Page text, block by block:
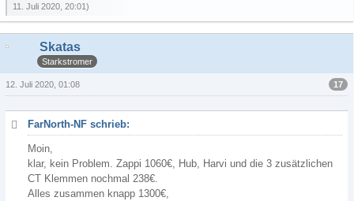
11. Juli 2020, 20:01 )
Skatas
Starkstromer
17
12. Juli 2020, 01:08
FarNorth-NF schrieb:
Moin,
klar, kein Problem. Zappi 1060€, Hub, Harvi und die 3 zusätzlichen
CT Klemmen nochmal 238€.
Alles zusammen knapp 1300€,